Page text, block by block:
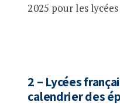
2025 pour les
2 – Lycées
calendrier des